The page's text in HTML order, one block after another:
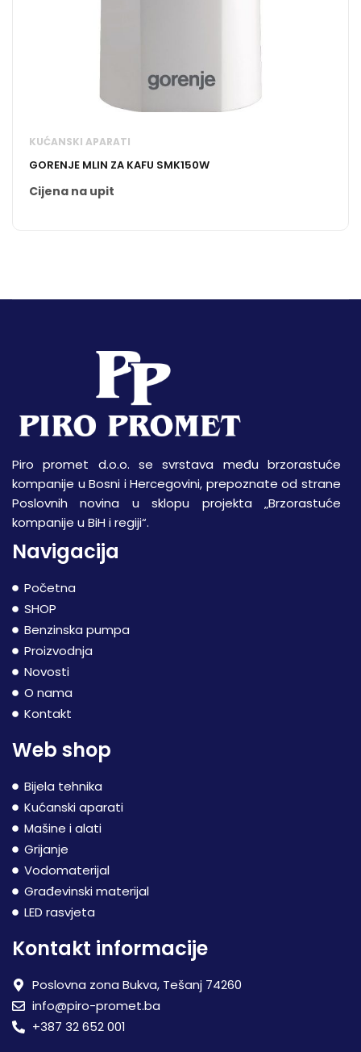
KUĆANSKI APARATI
GORENJE MLIN ZA KAFU SMK150W
Cijena na upit
Piro promet d.o.o. se svrstava među brzorastuće
kompanije u Bosni i Hercegovini, prepoznate od strane
Poslovnih novina u sklopu projekta „Brzorastuće
kompanije u BiH i regiji“.
Navigacija
Početna
SHOP
Benzinska pumpa
Proizvodnja
Novosti
O nama
Kontakt
Web shop
Bijela tehnika
Kućanski aparati
Mašine i alati
Grijanje
Vodomaterijal
Građevinski materijal
LED rasvjeta
Kontakt informacije
Poslovna zona Bukva, Tešanj 74260
info@piro-promet.ba
+387 32 652 001